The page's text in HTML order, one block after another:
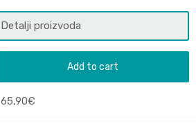
Detalji proizvoda
Add to cart
65,90€